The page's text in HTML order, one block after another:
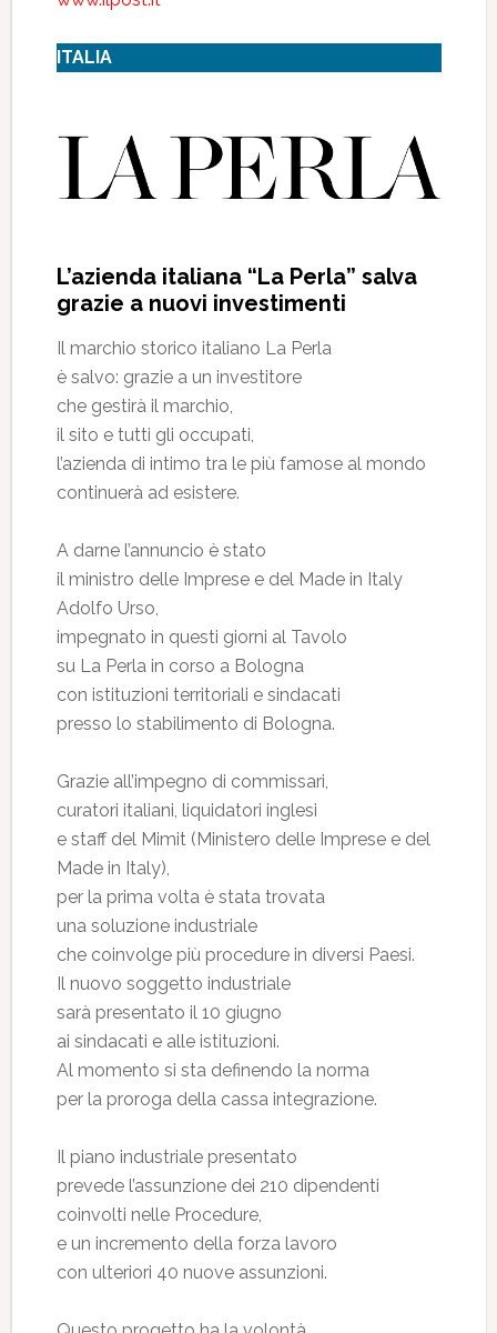
ITALIA
L’azienda italiana “La Perla” salva
grazie a nuovi investimenti
Il marchio storico italiano La Perla
è salvo: grazie a un investitore
che gestirà il marchio,
il sito e tutti gli occupati,
l’azienda di intimo tra le più famose al mondo
continuerà ad esistere.
A darne l’annuncio è stato
il ministro delle Imprese e del Made in Italy
Adolfo Urso,
impegnato in questi giorni al Tavolo
su La Perla in corso a Bologna
con istituzioni territoriali e sindacati
presso lo stabilimento di Bologna.
Grazie all’impegno di commissari,
curatori italiani, liquidatori inglesi
e staff del Mimit (Ministero delle Imprese e del
Made in Italy),
per la prima volta è stata trovata
una soluzione industriale
che coinvolge più procedure in diversi Paesi.
Il nuovo soggetto industriale
sarà presentato il 10 giugno
ai sindacati e alle istituzioni.
Al momento si sta definendo la norma
per la proroga della cassa integrazione.
Il piano industriale presentato
prevede l’assunzione dei 210 dipendenti
coinvolti nelle Procedure,
e un incremento della forza lavoro
con ulteriori 40 nuove assunzioni.